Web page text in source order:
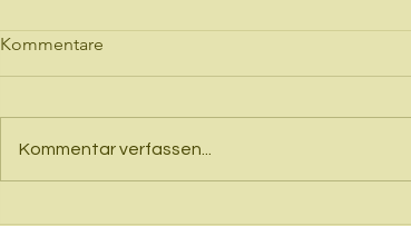
Kommentare
Kommentar verfassen...